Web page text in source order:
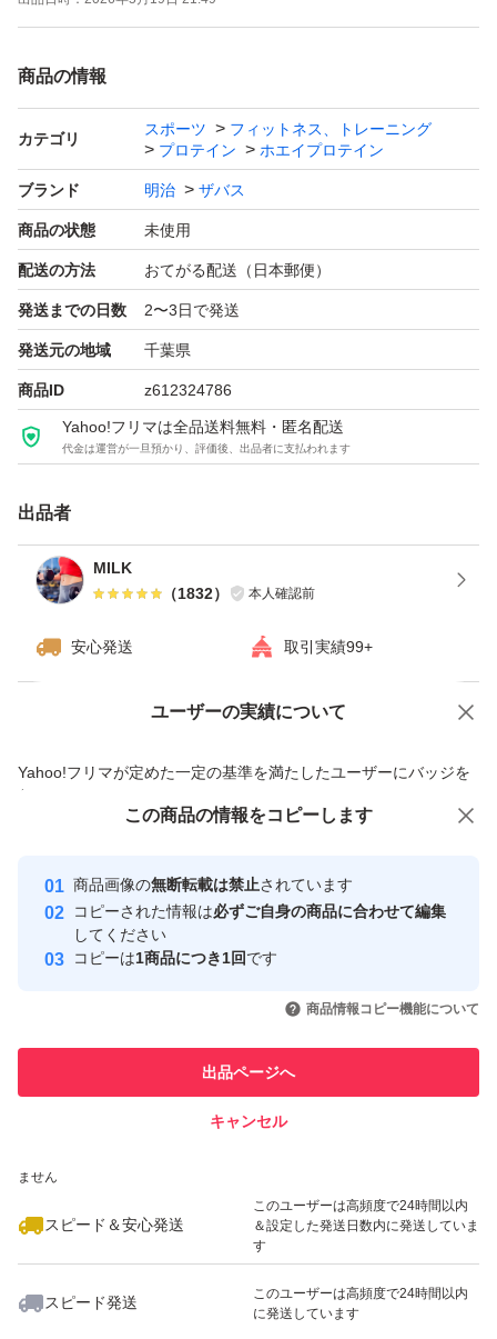
美容
ダイエット
宅トレ
筋肉
商品の情報
カテゴリ
スポーツ
フィットネス、トレーニング
プロテイン
ホエイプロテイン
ブランド 明治 ザバス
商品の状態 未使用
配送の方法 おてがる配送（日本郵便）
発送までの日数 2〜3日で発送
発送元の地域 千葉県
商品ID z612324786
Yahoo!フリマは全品送料無料・匿名配送
代金は運営が一旦預かり、評価後、出品者に支払われます
出品者
MILK
（1832） 本人確認前
安心発送 取引実績99+
ユーザーの実績について
Yahoo!フリマが定めた一定の基準を満たしたユーザーにバッジを
付与しています
安心取引出品者
心・安全なユーザーです
取引実績
引を完了させた実績があります
での取引実績があります
ません
スピード＆安心発送
このユーザーは高頻度で24時間以内
＆設定した発送日数内に発送していま
す
スピード発送
このユーザーは高頻度で24時間以内
に発送しています
価格の相談 商品への質問
この商品の情報をコピーします
商品画像の無断転載は禁止されています
コピーされた情報は必ずご自身の商品に合わせて編集
してください
コピーは1商品につき1回です
商品情報コピー機能について
出品ページへ
キャンセル
この商品をみている人にオススメ
いいね！
9,000